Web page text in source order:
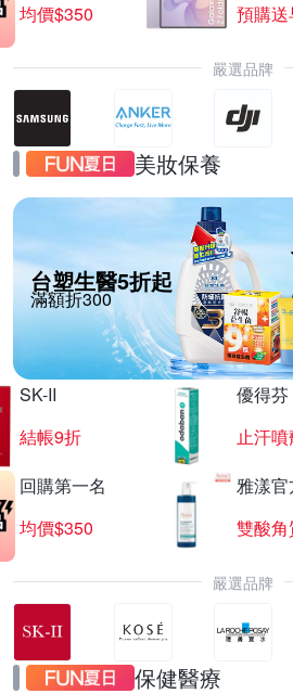
均價$350
預購
嚴選品牌
美妝保養
台塑生醫5折起
滿額折300
SK-II
結帳9折
優得芬
止汗噴
回購第一名
均價$350
雅漾官
嚴選品牌
保健醫療